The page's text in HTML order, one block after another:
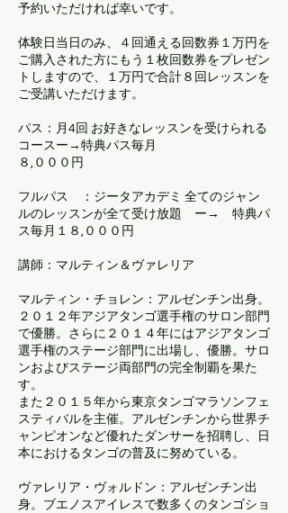
予約いただければ幸いです。
体験日当日のみ、４回通える回数券１万円を
ご購入された方にもう１枚回数券をプレゼン
トしますので、１万円で合計８回レッスンを
ご受講いただけます。
パス：月4回 お好きなレッスンを受けられる
コースー→特典パス​​毎月
８,０００円
フルパス ：ジータアカデミ 全てのジャン
ルのレッスンが全て受け放題 ー→ 特典パ
ス​​毎月１８,０００円
講師：マルティン＆ヴァレリア
マルティン・チョレン：アルゼンチン出身。
２０１２年アジアタンゴ選手権のサロン部門
で優勝。さらに２０１４年にはアジアタンゴ
選手権のステージ部門に出場し、優勝。サロ
ンおよびステージ両部門の完全制覇を果た
す。
また２０１５年から東京タンゴマラソンフェ
スティバルを主催。アルゼンチンから世界チ
ャンピオンなど優れたダンサーを招聘し、日
本におけるタンゴの普及に努めている。
ヴァレリア・ヴォルドン：アルゼンチン出
身。ブエノスアイレスで数多くのタンゴショ